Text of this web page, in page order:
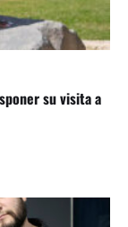
su visita a